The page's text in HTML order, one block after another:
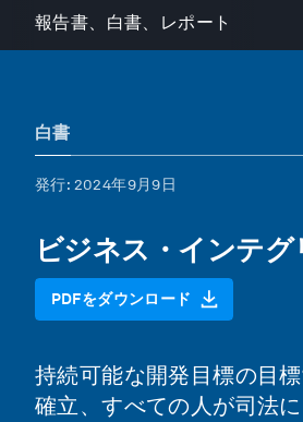
報告書、白書、レポート
白書
発行: 2024年9月9日
ビジネス・インテグ
PDFをダウンロード
持続可能な開発目標の目
確立、すべての人が司法